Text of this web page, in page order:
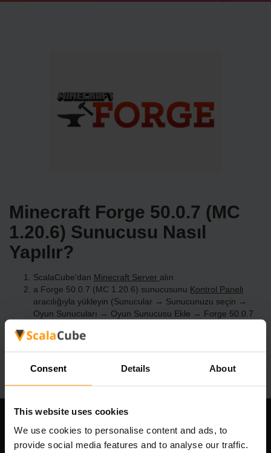
Consent Details About
This website uses cookies
We use cookies to personalise content and ads, to
provide social media features and to analyse our traffic.
Minecraft Forge 50.0.7 (MC
1.20.6) Sunucusu Nasıl
Yapılır?
ScalaCube'dan Minecraft Server alın
a Forge 50.0.7 (MC 1.20.6) sunucusunu Kontrol Paneli
aracılığıyla yükleyin (Sunucular → Sunucunuzu seçin →
Oyun Sunucuları → Oyun Sunucusu Ekle → Forge 50.0.7
Sunucuda oynamanın tadını çıkarın!
Şirketimiz